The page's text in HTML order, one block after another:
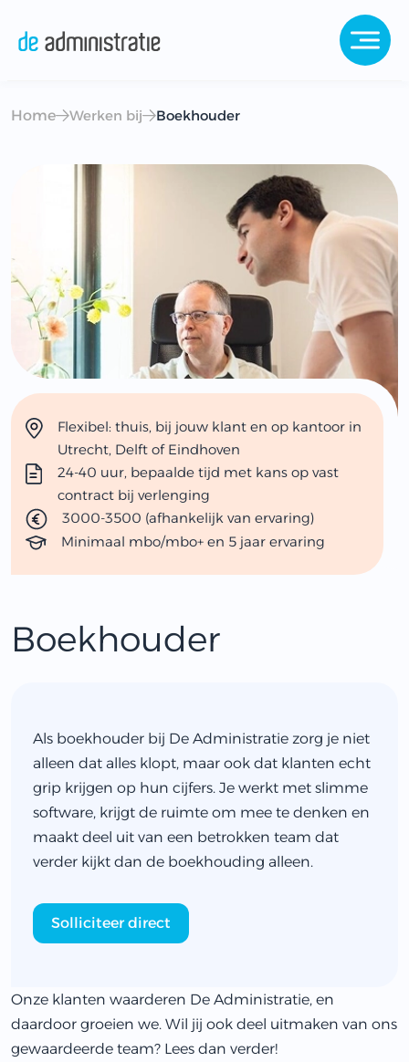
Home Werken bij Boekhouder
Boekhouder
Als boekhouder bij De Administratie zorg je niet
alleen dat alles klopt, maar ook dat klanten echt
grip krijgen op hun cijfers. Je werkt met slimme
software, krijgt de ruimte om mee te denken en
maakt deel uit van een betrokken team dat
verder kijkt dan de boekhouding alleen.
Solliciteer direct
Flexibel: thuis, bij jouw klant en op kantoor in
Utrecht, Delft of Eindhoven
24-40 uur, bepaalde tijd met kans op vast
contract bij verlenging
3000-3500 (afhankelijk van ervaring)
Minimaal mbo/mbo+ en 5 jaar ervaring
Onze klanten waarderen De Administratie, en
daardoor groeien we. Wil jij ook deel uitmaken van ons
gewaardeerde team? Lees dan verder!